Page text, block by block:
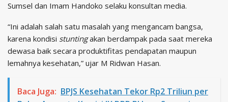
Sumsel dan Imam Handoko selaku konsultan media.
“Ini adalah salah satu masalah yang mengancam bangsa,
karena kondisi stuntingakan berdampak pada saat mereka
dewasa baik secara produktifitas pendapatan maupun
lemahnya kesehatan,” ujar M Ridwan Hasan.
Baca Juga: BPJS Kesehatan Tekor Rp2 Triliun per